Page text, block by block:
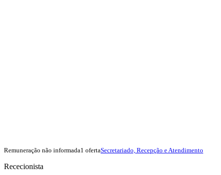
Remuneração não informada1 ofertaSecretariado, Recepção e Atendimento
Rececionista